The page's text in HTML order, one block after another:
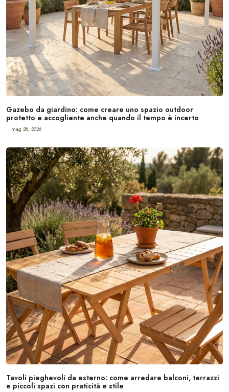
Gazebo da giardino: come creare uno spazio outdoor
protetto e accogliente anche quando il tempo è incerto
mag 28, 2026
Tavoli pieghevoli da esterno: come arredare balconi, terrazzi
e piccoli spazi con praticità e stile